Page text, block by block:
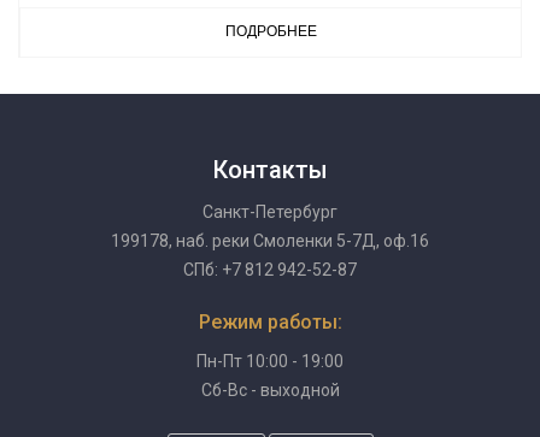
ПОДРОБНЕЕ
Контакты
Санкт-Петербург
199178, наб. реки Смоленки 5-7Д, оф.16
СПб: +7 812 942-52-87
Режим работы:
Пн-Пт 10:00 - 19:00
Сб-Вс - выходной